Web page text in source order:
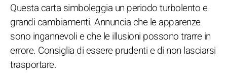
Questa carta simboleggia un periodo turbolento e
grandi cambiamenti. Annuncia che le apparenze
sono ingannevoli e che le illusioni possono trarre in
errore. Consiglia di essere prudenti e di non lasciarsi
trasportare.